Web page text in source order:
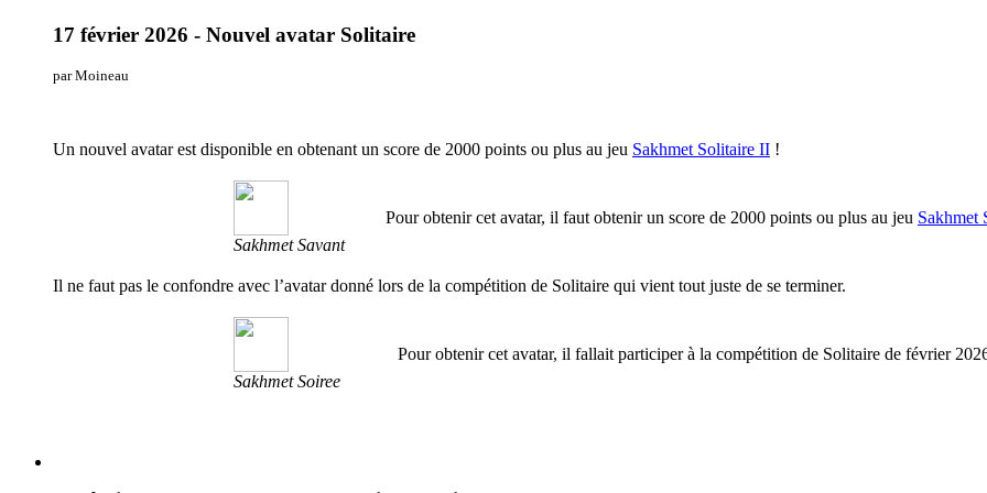
17 février 2026 - Nouvel avatar Solitaire
par Moineau
Un nouvel avatar est disponible en obtenant un score de 2000 points ou plus au jeu Sakhmet Solitaire II !
Sakhmet Savant
Pour obtenir cet avatar, il faut obtenir un score de 2000 points ou plus au jeu Sakhmet
Il ne faut pas le confondre avec l’avatar donné lors de la compétition de Solitaire qui vient tout juste de se terminer.
Sakhmet Soiree
Pour obtenir cet avatar, il fallait participer à la compétition de Solitaire de février